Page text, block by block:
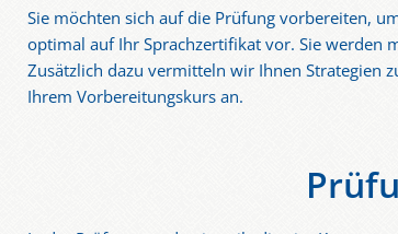
Sie möchten sich auf die Prüfung vorbereiten,
optimal auf Ihr Sprachzertifikat vor. Sie werden
Zusätzlich dazu vermitteln wir Ihnen Strategien
Ihrem Vorbereitungskurs an.